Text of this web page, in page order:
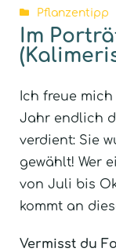
Pflanzentipp
Im
Ich freue
Jahr endlich
verdient: Sie
gewählt! Wer
von Juli bis
kommt an
Vermisst du